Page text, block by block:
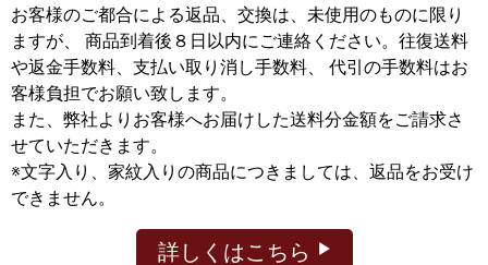
お客様のご都合による返品、交換は、未使用のものに限り
ますが、
商品到着後８日以内にご連絡ください。往復送料
や返金手数料、支払い取り消し手数料、 代引の手数料はお
客様負担でお願い致します。
また、弊社よりお客様へお届けした送料分金額をご請求さ
せていただきます。
※文字入り、家紋入りの商品につきましては、返品をお受け
できません。
詳しくはこちら